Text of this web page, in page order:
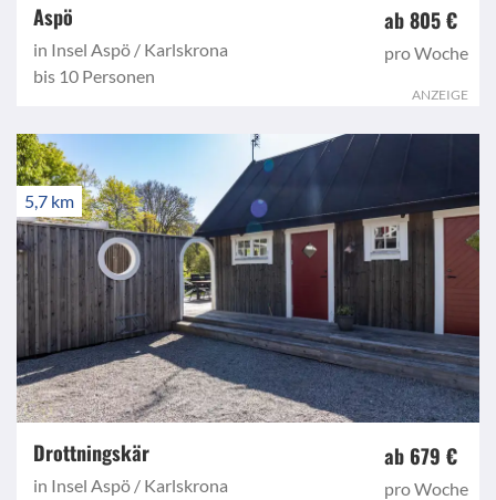
Aspö
in Insel Aspö / Karlskrona
bis 10 Personen
ab 805 €
pro Woche
ANZEIGE
5,7 km
Drottningskär
in Insel Aspö / Karlskrona
ab 679 €
pro Woche